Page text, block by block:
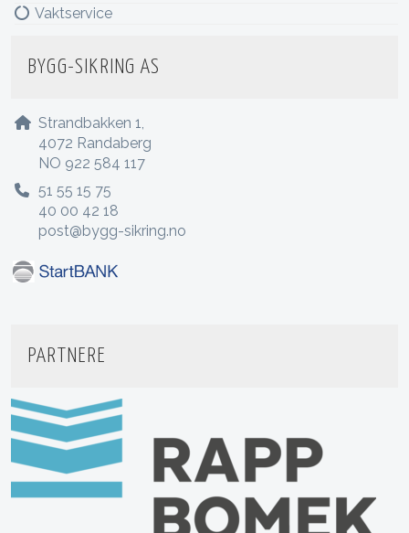
Vaktservice
BYGG-SIKRING AS
Strandbakken 1,
4072 Randaberg
NO 922 584 117
51 55 15 75
40 00 42 18
post@bygg-sikring.no
PARTNERE